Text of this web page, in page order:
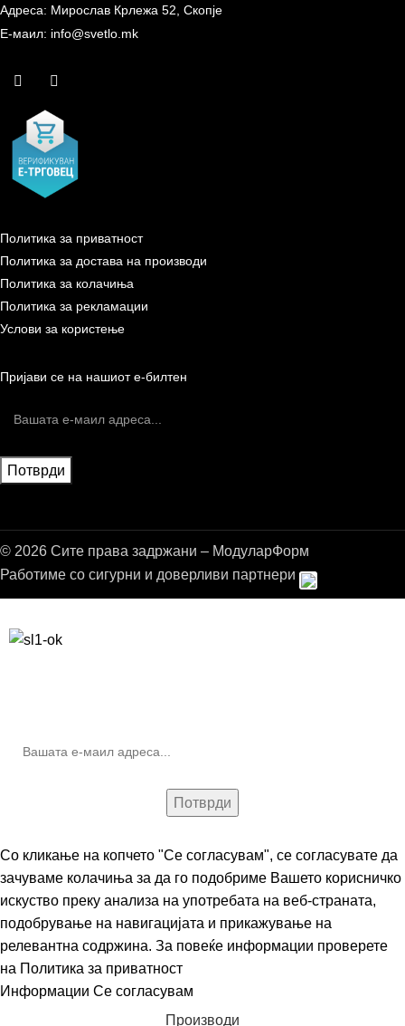
Адреса: Мирослав Крлежа 52, Скопје
Е-маил: info@svetlo.mk
Политика за приватност
Политика за достава на производи
Политика за колачиња
Политика за рекламации
Услови за користење
Пријави се на нашиот е-билтен
© 2026 Сите права задржани – МодуларФорм
Работиме со сигурни и доверливи партнери
Со кликање на копчето "Се согласувам", се согласувате да
зачуваме колачиња за да го подобриме Вашето корисничко
искуство преку анализа на употребата на веб-страната,
подобрување на навигацијата и прикажување на
релевантна содржина. За повеќе информации проверете
на Политика за приватност
Информации Се согласувам
Производи